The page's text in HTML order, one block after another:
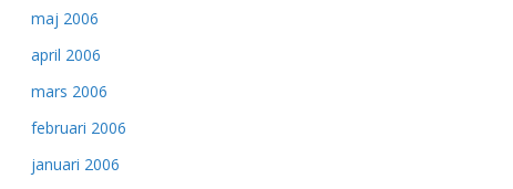
maj 2006
april 2006
mars 2006
februari 2006
januari 2006